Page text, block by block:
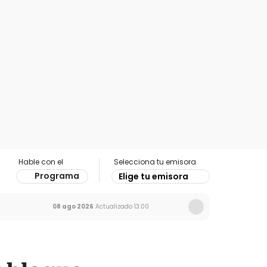
Hable con el
Programa
Selecciona tu emisora
Elige tu emisora
08 ago 2026 Actualizado 13:00